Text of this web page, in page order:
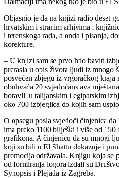
Dalmaciji ima nekog tko je bio u El
Objasnio je da na knjizi radio deset
hrvatskim i stranim arhivima i
i terenskoga rada, a onda i pisanja,
korekture.
– U knjizi sam se prvo htio baviti
prerasla u opis života ljudi iz mnogo
posvećen zbjegu iz vrgoračkog kraja
obuhvaća 20 svjedočanstava
boravili u talijanskim i egipatskim
oko 700 izbjeglica do kojih sam
O opsegu posla svjedoči činjenica
ima preko 1100 bilješki i više od 150
grafikona. A činjenicu da su mnogi
koji su bili u El Shattu dokazuje i
promocija održavala. Knjigu koja se
od formiranja logora izdali su
Synopsis i Plejada iz Zagreba.